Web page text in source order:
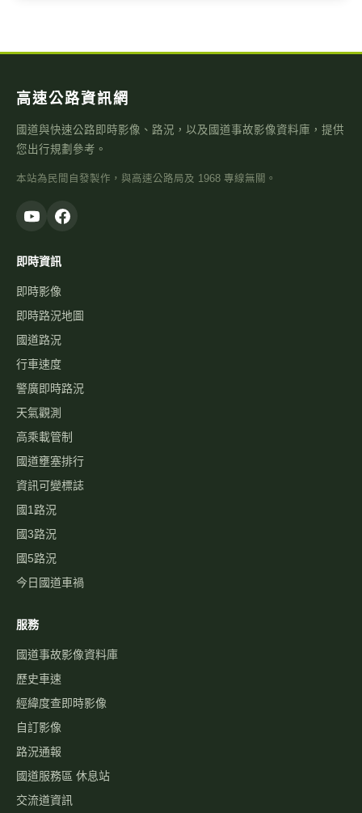
高速公路資訊網
國道與快速公路即時影像、路況，以及國道事故影像資料庫，提供
您出行規劃參考。
本站為民間自發製作，與高速公路局及 1968 專線無關。
即時資訊
即時影像
即時路況地圖
國道路況
行車速度
警廣即時路況
天氣觀測
高乘載管制
國道壅塞排行
資訊可變標誌
國1路況
國3路況
國5路況
今日國道車禍
服務
國道事故影像資料庫
歷史車速
經緯度查即時影像
自訂影像
路況通報
國道服務區 休息站
交流道資訊